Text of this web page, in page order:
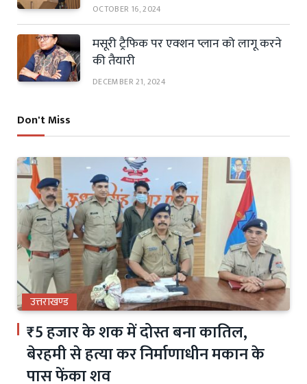
OCTOBER 16, 2024
मसूरी ट्रैफिक पर एक्शन प्लान को लागू करने
की तैयारी
DECEMBER 21, 2024
Don't Miss
उत्तराखण्ड
₹5 हजार के शक में दोस्त बना कातिल,
बेरहमी से हत्या कर निर्माणाधीन मकान के
पास फेंका शव